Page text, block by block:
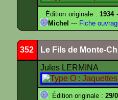
Édition originale :1934
Michel --- Fiche
352 Le Fils de Monte-
Jules LERMINA
Édition originale : 29/